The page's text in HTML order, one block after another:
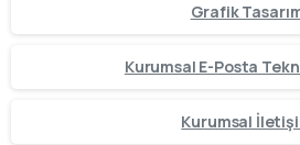
Grafik
Kurumsal E-Posta
Kurumsal